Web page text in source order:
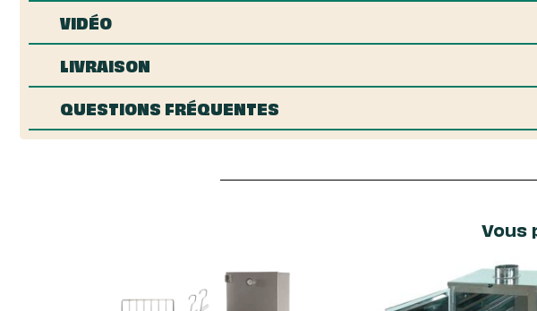
VIDÉO
LIVRAISON
QUESTIONS FRÉQUENTES
Vous